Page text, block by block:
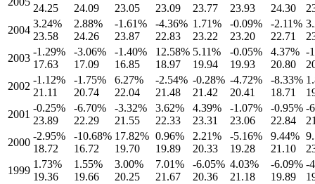
24.25
24.09
23.05
23.09
23.77
23.93
24.30
2004
3.24%
23.58
2.88%
24.26
-1.61%
23.87
-4.36%
22.83
1.71%
23.22
-0.09%
23.20
-2.11%
22.71
2003
-1.29%
17.63
-3.06%
17.09
-1.40%
16.85
12.58%
18.97
5.11%
19.94
-0.05%
19.93
4.37%
20.80
-
2002
-1.12%
21.11
-1.75%
20.74
6.27%
22.04
-2.54%
21.48
-0.28%
21.42
-4.72%
20.41
-8.33%
18.71
2001
-0.25%
23.89
-6.70%
22.29
-3.32%
21.55
3.62%
22.33
4.39%
23.31
-1.07%
23.06
-0.95%
22.84
-
2000
-2.95%
18.72
-10.68%
16.72
17.82%
19.70
0.96%
19.89
2.21%
20.33
-5.16%
19.28
9.44%
21.10
1999
1.73%
19.36
1.55%
19.66
3.00%
20.25
7.01%
21.67
-6.05%
20.36
4.03%
21.18
-6.09%
19.89
-